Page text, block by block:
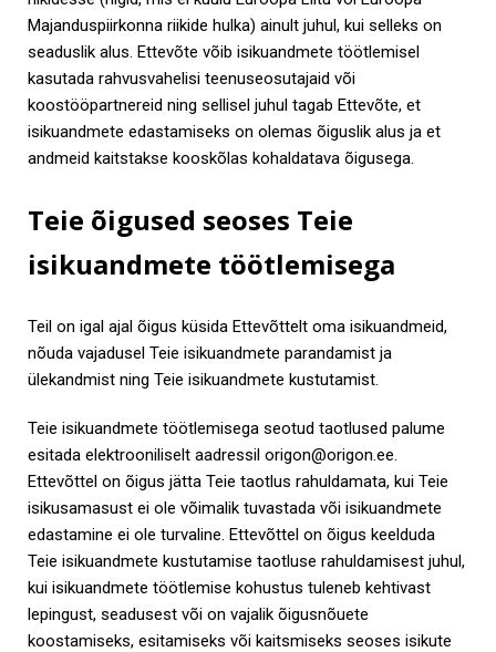
Majanduspiirkonna riikide hulka) ainult juhul, kui selleks on
seaduslik alus. Ettevõte võib isikuandmete töötlemisel
kasutada rahvusvahelisi teenuseosutajaid või
koostööpartnereid ning sellisel juhul tagab Ettevõte, et
isikuandmete edastamiseks on olemas õiguslik alus ja et
andmeid kaitstakse kooskõlas kohaldatava õigusega.
Teie õigused seoses Teie
isikuandmete töötlemisega
Teil on igal ajal õigus küsida Ettevõttelt oma isikuandmeid,
nõuda vajadusel Teie isikuandmete parandamist ja
ülekandmist ning Teie isikuandmete kustutamist.
Teie isikuandmete töötlemisega seotud taotlused palume
esitada elektrooniliselt aadressil origon@origon.ee.
Ettevõttel on õigus jätta Teie taotlus rahuldamata, kui Teie
isikusamasust ei ole võimalik tuvastada või isikuandmete
edastamine ei ole turvaline. Ettevõttel on õigus keelduda
Teie isikuandmete kustutamise taotluse rahuldamisest juhul,
kui isikuandmete töötlemise kohustus tuleneb kehtivast
lepingust, seadusest või on vajalik õigusnõuete
koostamiseks, esitamiseks või kaitsmiseks seoses isikute